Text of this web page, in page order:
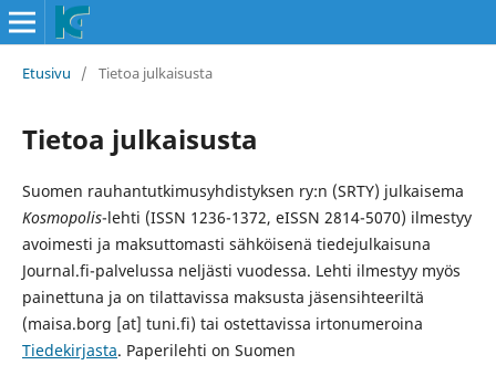
Etusivu / Tietoa julkaisusta
Tietoa julkaisusta
Suomen rauhantutkimusyhdistyksen ry:n (SRTY) julkaisema
Kosmopolis-lehti (ISSN 1236-1372, eISSN 2814-5070) ilmestyy
avoimesti ja maksuttomasti sähköisenä tiedejulkaisuna
Journal.fi-palvelussa neljästi vuodessa. Lehti ilmestyy myös
painettuna ja on tilattavissa maksusta jäsensihteeriltä
(maisa.borg [at] tuni.fi) tai ostettavissa irtonumeroina
Tiedekirjasta. Paperilehti on Suomen